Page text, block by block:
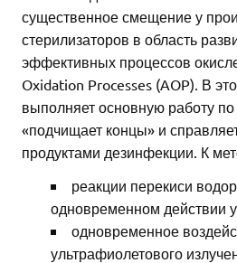
существенное смещение у
стерилизаторов в область
эффективных процессов
Oxidation Processes (AOP). В
выполняет основную работу
«подчищает концы» и
продуктами дезинфекции. К
реакции перекиси
одновременном действии
одновременное
ультрафиолетового